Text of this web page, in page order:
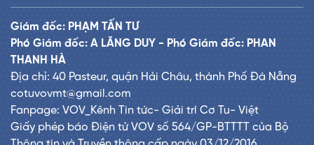
Giám đốc: PHẠM TẤN TƯ
Phó Giám đốc: A LĂNG DUY - Phó Giám đốc: PHAN
THANH HÀ
Địa chỉ: 40 Pasteur, quận Hải Châu, thành Phố Đà Nẵng
cotuvovmt@gmail.com
Fanpage: VOV_Kênh Tin tức- Giải trí Cơ Tu- Việt
Giấy phép báo Điện tử VOV số 564/GP-BTTTT của Bộ